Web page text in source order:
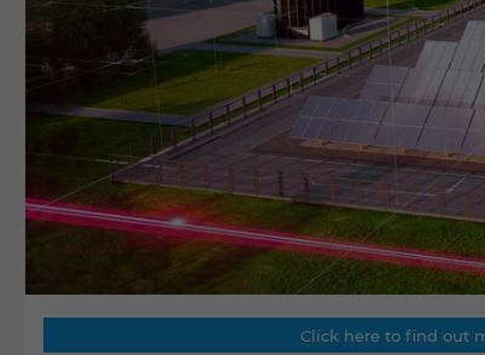
Click here to find out